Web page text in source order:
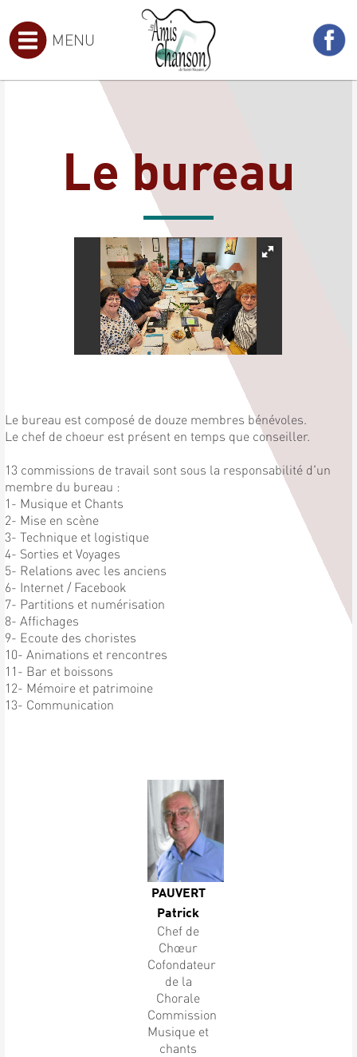
MENU
Le bureau
Le bureau est composé de douze membres bénévoles.
Le chef de choeur est présent en temps que conseiller.
13 commissions de travail sont sous la responsabilité d'un
membre du bureau :
1- Musique et Chants
2- Mise en scène
3- Technique et logistique
4- Sorties et Voyages
5- Relations avec les anciens
6- Internet / Facebook
7- Partitions et numérisation
8- Affichages
9- Ecoute des choristes
10- Animations et rencontres
11- Bar et boissons
12- Mémoire et patrimoine
13- Communication
PAUVERT
Patrick
Chef de
Chœur
Cofondateur
de la
Chorale
Commission
Musique et
chants